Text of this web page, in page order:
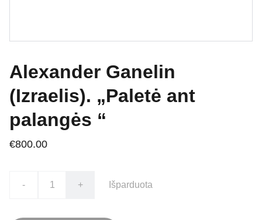
Alexander Ganelin
(Izraelis). „Paletė ant
palangės “
€800.00
- + Išparduota